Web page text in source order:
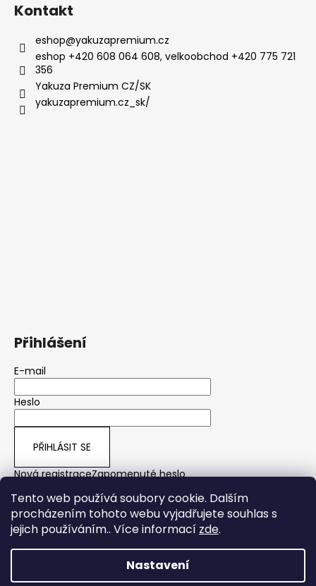
Tento web používá soubory cookie. Dalším
procházením tohoto webu vyjadřujete souhlas s
jejich používáním.. Více informací zde.
Nastavení
Kontakt
eshop@yakuzapremium.cz
eshop +420 608 064 608, velkoobchod +420 775 721
356
Yakuza Premium CZ/SK
yakuzapremium.cz_sk/
Přihlášení
E-mail
Heslo
PŘIHLÁSIT SE
Nová registraceZapomenuté heslo
yps